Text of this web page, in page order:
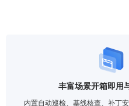
审计留痕’的端到端‘对话即运维’
丰富场景开箱即用
内置自动巡检、基线核查、补丁